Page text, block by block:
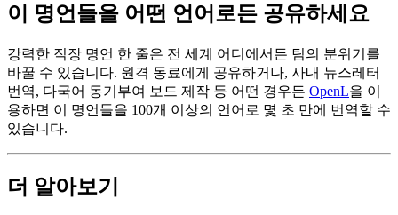
이 명언들을 어떤 언어로든 공유하세요
강력한 직장 명언 한 줄은 전 세계 어디에서든 팀의 분위기를
바꿀 수 있습니다. 원격 동료에게 공유하거나, 사내 뉴스레터
번역, 다국어 동기부여 보드 제작 등 어떤 경우든 OpenL을 이
용하면 이 명언들을 100개 이상의 언어로 몇 초 만에 번역할 수
있습니다.
더 알아보기